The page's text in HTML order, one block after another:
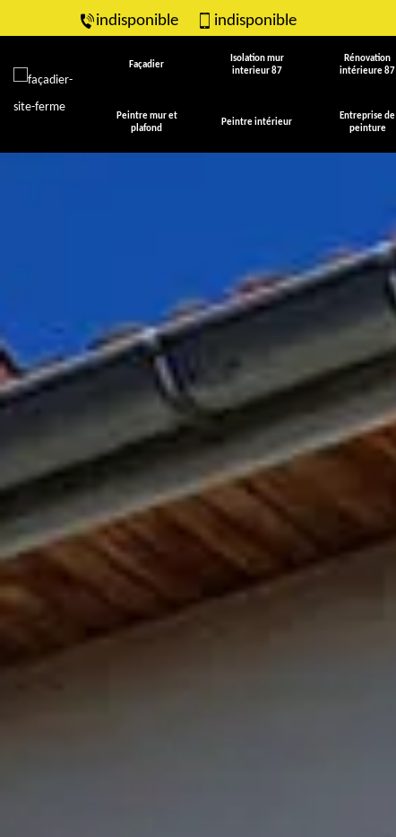
indisponible indisponible
Façadier
Isolation mur
interieur 87
Rénovation
intérieure 87
Peintre mur et
plafond
Peintre intérieur
Entreprise de
peinture